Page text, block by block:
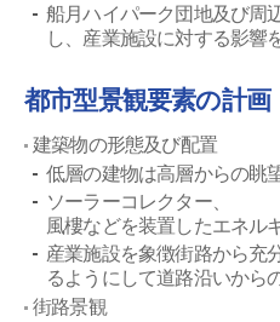
船月ハイパーク団地及び周
し、産業施設に対する影響
都市型景観要素の計画
建築物の形態及び配置
低層の建物は高層からの眺
ソーラーコレクター、
風樓などを装置したエネル
産業施設を象徴街路から充
るようにして道路沿いから
街路景観